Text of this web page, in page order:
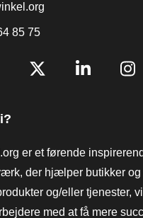
85 75
er et førende
der hjælper butikker og
og/eller tjenester,
med at få mere